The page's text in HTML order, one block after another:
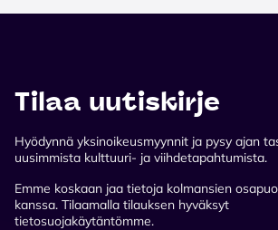
Tilaa uutiskirje
Hyödynnä yksinoikeusmyynnit ja pysy ajan
uusimmista kulttuuri- ja viihdetapahtumista.
Emme koskaan jaa tietoja kolmansien
kanssa. Tilaamalla tilauksen hyväksyt
tietosuojakäytäntömme.